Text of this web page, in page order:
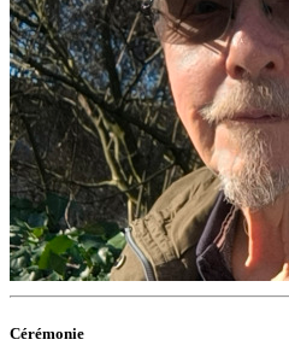
Cérémonie